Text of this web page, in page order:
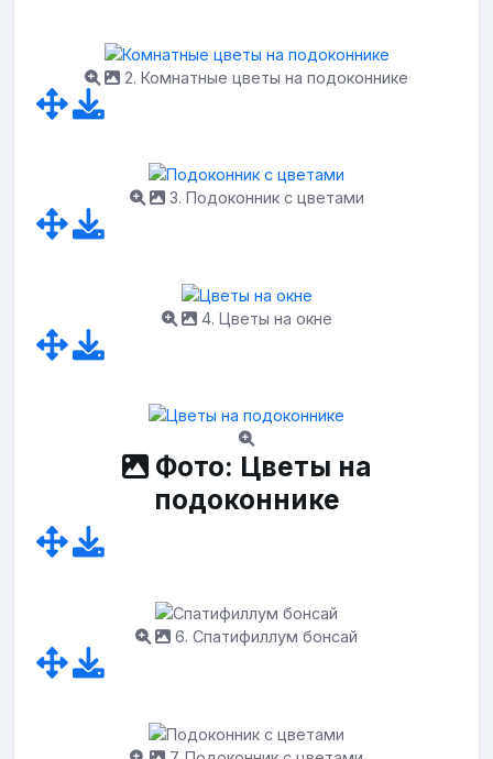
2. Комнатные цветы на подоконнике
3. Подоконник с цветами
4. Цветы на окне
Фото: Цветы на
подоконнике
6. Спатифиллум бонсай